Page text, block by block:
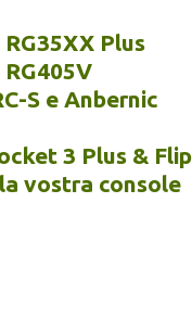
Plus
S e Anbernic
3 Plus & Flip
vostra console